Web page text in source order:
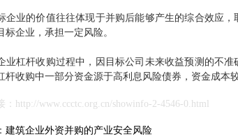
的价值往往体现于并购后能够产生的综合效应，
标企业，承担一定风险。
杆收购过程中，因目标公司未来收益预测的不准
杆收购中一部分资金源于高利息风险债券，资金成本
：http://www.ccctc.org.cn/showinfo-2-4546-0.html
建筑企业外资并购的产业安全风险